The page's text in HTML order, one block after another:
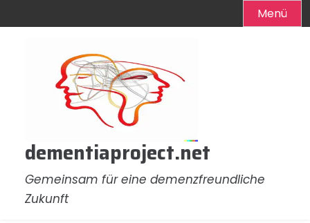
Menü
dementiaproject.net
Gemeinsam für eine demenzfreundliche
Zukunft